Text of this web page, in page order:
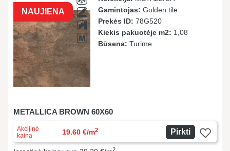
NAUJIENA
Gamintojas: Golden tile
Prekės ID: 78G520
Kiekis pakuotėje m2: 1,08
Būsena: Turime
METALLICA BROWN 60X60
Akcijinė
kaina
19.60 €/m2 Pirkti
2